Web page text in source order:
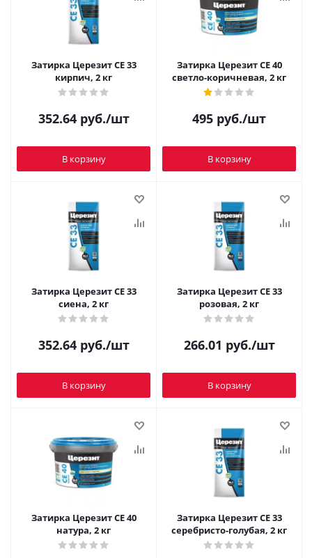
Затирка Церезит CE 33
кирпич, 2 кг
352.64руб./шт
В корзину
Затирка Церезит CE 40
светло-коричневая, 2 кг
495 руб./шт
В корзину
Затирка Церезит CE 33
сиена, 2 кг
352.64руб./шт
В корзину
Затирка Церезит CE 33
розовая, 2 кг
266.01 руб./шт
В корзину
Затирка Церезит CE 40
натура, 2 кг
Затирка Церезит CE 33
серебристо-голубая, 2 кг